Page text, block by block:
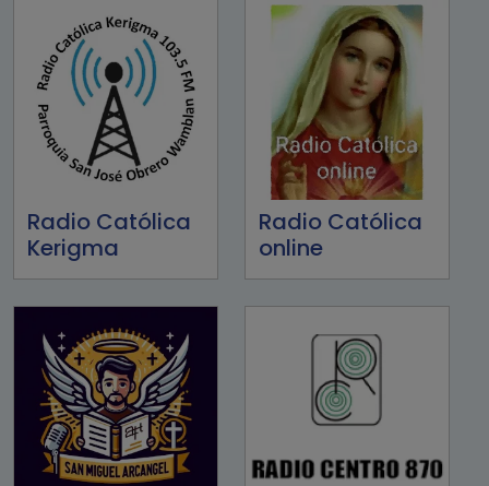
Radio Católica
Kerigma
Radio Católica
online